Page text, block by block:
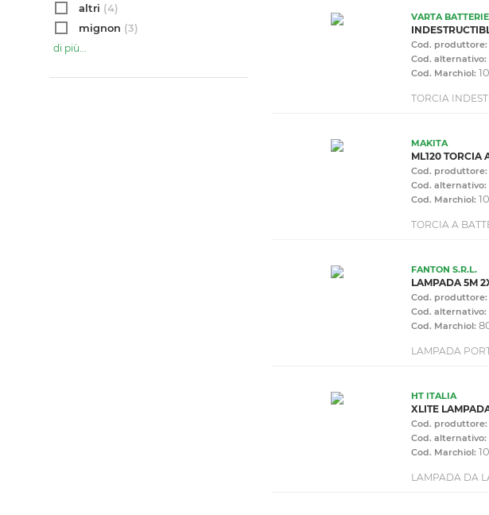
altri (4)
mignon (3)
di più...
VARTA BATTERIE
Cod. produttore:
Cod. alternativo:
Cod. Marchiol:
TORCIA
MAKITA
ML120 TORCIA
Cod. produttore:
Cod. alternativo:
Cod. Marchiol:
TORCIA A
FANTON S.R.L.
LAMPADA 5M
Cod. produttore:
Cod. alternativo:
Cod. Marchiol:
LAMPADA
HT ITALIA
XLITE
Cod. produttore:
Cod. alternativo:
Cod. Marchiol:
LAMPADA DA